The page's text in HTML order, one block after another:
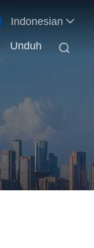
Indonesian
Unduh 